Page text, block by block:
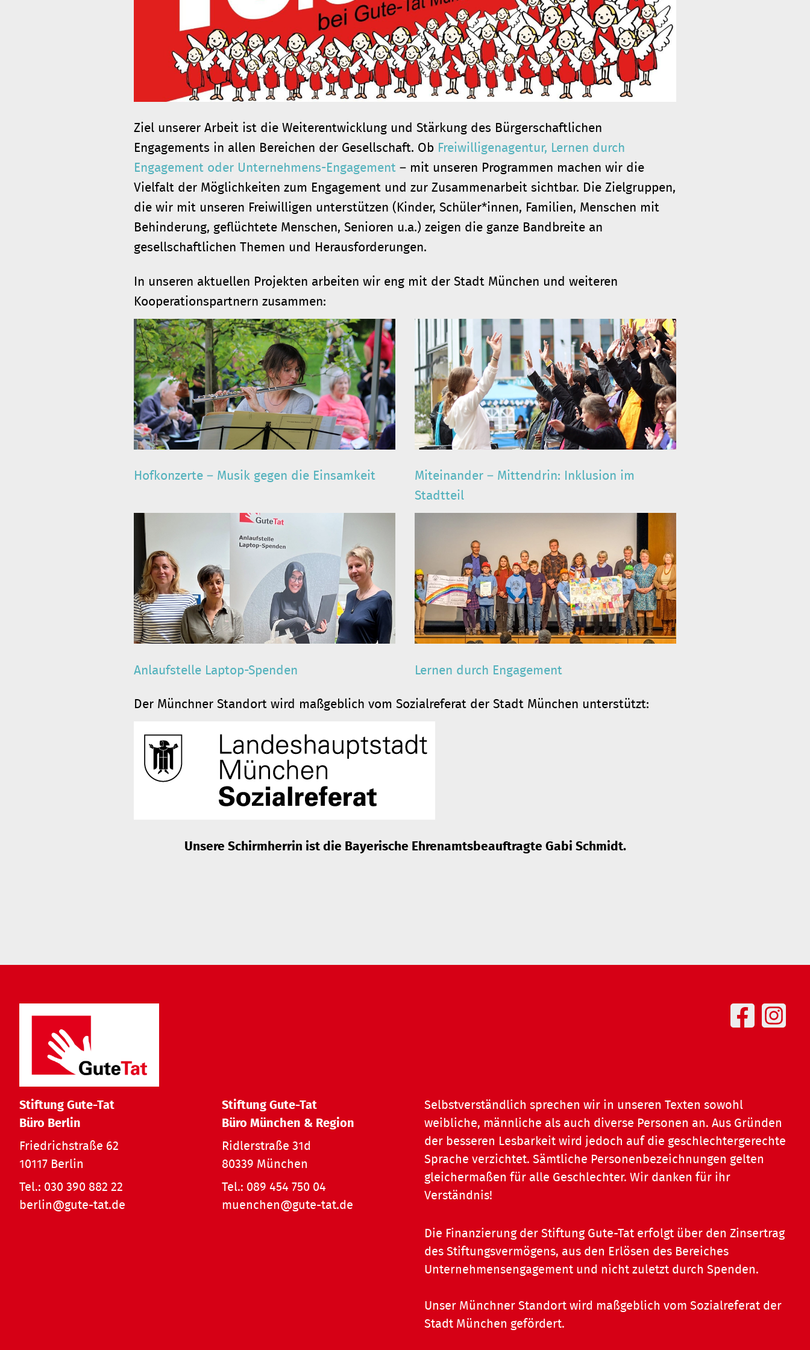
Ziel unserer Arbeit ist die Weiterentwicklung und Stärkung des Bürgerschaftlichen
Engagements in allen Bereichen der Gesellschaft. Ob Freiwilligenagentur, Lernen durch
Engagement oder Unternehmens-Engagement – mit unseren Programmen machen wir die
Vielfalt der Möglichkeiten zum Engagement und zur Zusammenarbeit sichtbar. Die Zielgruppen,
die wir mit unseren Freiwilligen unterstützen (Kinder, Schüler*innen, Familien, Menschen mit
Behinderung, geflüchtete Menschen, Senioren u.a.) zeigen die ganze Bandbreite an
gesellschaftlichen Themen und Herausforderungen.
In unseren aktuellen Projekten arbeiten wir eng mit der Stadt München und weiteren
Kooperationspartnern zusammen:
Hofkonzerte – Musik gegen die Einsamkeit
Miteinander – Mittendrin: Inklusion im
Stadtteil
Anlaufstelle Laptop-Spenden Lernen durch Engagement
Der Münchner Standort wird maßgeblich vom Sozialreferat der Stadt München unterstützt:
Unsere Schirmherrin ist die Bayerische Ehrenamtsbeauftragte Gabi Schmidt.
Stiftung Gute-Tat
Büro Berlin
Friedrichstraße 62
10117 Berlin
Tel.: 030 390 882 22
berlin@gute-tat.de
Stiftung Gute-Tat
Büro München & Region
Ridlerstraße 31d
80339 München
Tel.: 089 454 750 04
muenchen@gute-tat.de
Selbstverständlich sprechen wir in unseren Texten sowohl
weibliche, männliche als auch diverse Personen an. Aus Gründen
der besseren Lesbarkeit wird jedoch auf die geschlechtergerechte
Sprache verzichtet. Sämtliche Personenbezeichnungen gelten
gleichermaßen für alle Geschlechter. Wir danken für ihr
Verständnis!
Die Finanzierung der Stiftung Gute-Tat erfolgt über den Zinsertrag
des Stiftungsvermögens, aus den Erlösen des Bereiches
Unternehmensengagement und nicht zuletzt durch Spenden.
Unser Münchner Standort wird maßgeblich vom Sozialreferat der
Stadt München gefördert.